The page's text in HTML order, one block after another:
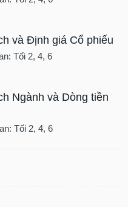
và Định giá Cổ phiếu
Tối 2, 4, 6
Ngành và Dòng tiền
Tối 2, 4, 6